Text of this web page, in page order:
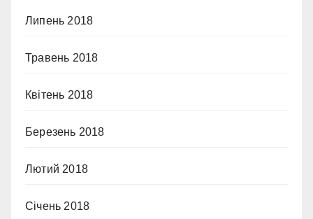
Липень 2018
Травень 2018
Квітень 2018
Березень 2018
Лютий 2018
Січень 2018